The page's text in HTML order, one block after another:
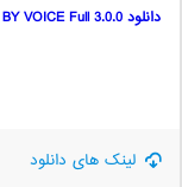
لینک های دانلود